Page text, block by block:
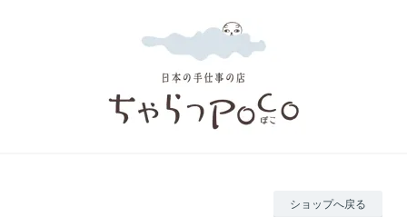
ショップへ戻る